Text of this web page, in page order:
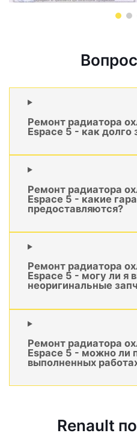
Ремонт радиатора
Espace 5 - как долго
Ремонт радиатора
Espace 5 - какие
предоставляются?
Ремонт радиатора
Espace 5 - могу ли я
неоригинальные
Ремонт радиатора
Espace 5 - можно ли
выполненных
Renault